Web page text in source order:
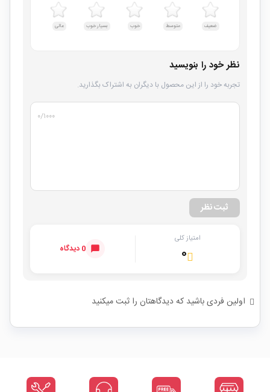
ضعیف متوسط خوب بسیار خوب عالی
نظر خود را بنویسید
تجربه خود را از این محصول با دیگران به اشتراک بگذارید.
۰/۱۰۰۰
ثبت نظر
امتیاز کلی
۰ 0 دیدگاه
اولین فردی باشید که دیدگاهتان را ثبت میکنید